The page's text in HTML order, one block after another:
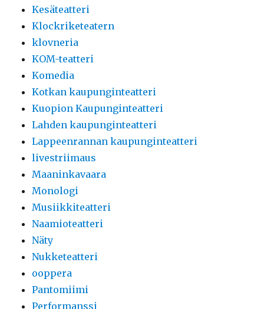
Kesäteatteri
Klockriketeatern
klovneria
KOM-teatteri
Komedia
Kotkan kaupunginteatteri
Kuopion Kaupunginteatteri
Lahden kaupunginteatteri
Lappeenrannan kaupunginteatteri
livestriimaus
Maaninkavaara
Monologi
Musiikkiteatteri
Naamioteatteri
Näty
Nukketeatteri
ooppera
Pantomiimi
Performanssi